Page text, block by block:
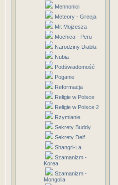
Mennonici
Meteory - Grecja
Mit Mojżesza
Mochica - Peru
Narodziny Diabła
Nubia
Podświadomość
Poganie
Reformacja
Religie w Polsce
Religie w Polsce 2
Rzymianie
Sekrety Buddy
Sekrety Delf
Shangri-La
Szamanizm -
Korea
Szamanizm -
Mongolia